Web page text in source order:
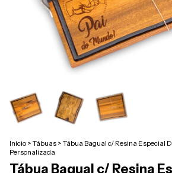
Início > Tábuas > Tábua Bagual c/ Resina Especial
Personalizada
Tábua Bagual c/ Resina